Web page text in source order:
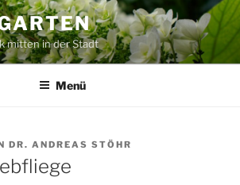
mitten in der Stadt
Menü
DR. ANDREAS STÖHR